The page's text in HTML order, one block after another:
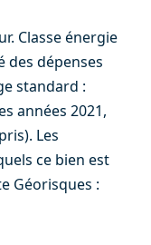
Classe énergie
des dépenses
standard :
années 2021,
Les
ce bien est
Géorisques :